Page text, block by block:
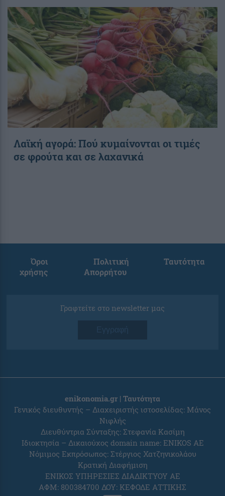
Λαϊκή αγορά: Πού κυμαίνονται οι τιμές
σε φρούτα και σε λαχανικά
Όροι
χρήσης
Πολιτική
Απορρήτου
Ταυτότητα
Γραφτείτε στο newsletter μας
Εγγραφή
enikonomia.gr | Ταυτότητα
Γενικός διευθυντής – Διαχειριστής ιστοσελίδας: Μάνος
Νιφλής
Διευθύντρια Σύνταξης: Στεφανία Κασίμη
Ιδιοκτησία – Δικαιούχος domain name: ENIKOS AE
Νόμιμος Εκπρόσωπος: Στέργιος Χατζηνικολάου
Κρατική Διαφήμιση
ΕΝΙΚΟΣ ΥΠΗΡΕΣΙΕΣ ΔΙΑΔΙΚΤΥΟΥ ΑΕ
ΑΦΜ: 800384700 ΔΟΥ: ΚΕΦΟΔΕ ΑΤΤΙΚΗΣ